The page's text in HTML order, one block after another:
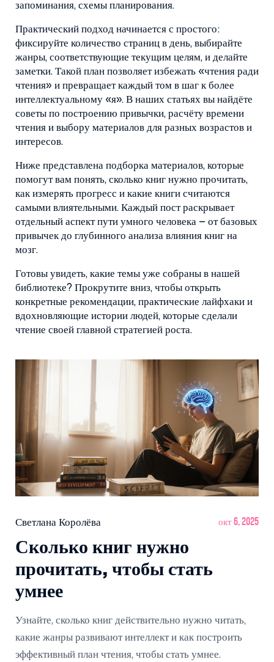
запоминания, схемы планирования.
Практический подход начинается с простого:
фиксируйте количество страниц в день, выбирайте
жанры, соответствующие текущим целям, и делайте
заметки. Такой план позволяет избежать «чтения ради
чтения» и превращает каждый том в шаг к более
интеллектуальному «я». В наших статьях вы найдёте
советы по построению привычки, расчёту времени
чтения и выбору материалов для разных возрастов и
интересов.
Ниже представлена подборка материалов, которые
помогут вам понять, сколько книг нужно прочитать,
как измерять прогресс и какие книги считаются
самыми влиятельными. Каждый пост раскрывает
отдельный аспект пути умного человека – от базовых
привычек до глубинного анализа влияния книг на
мозг.
Готовы увидеть, какие темы уже собраны в нашей
библиотеке? Прокрутите вниз, чтобы открыть
конкретные рекомендации, практические лайфхаки и
вдохновляющие истории людей, которые сделали
чтение своей главной стратегией роста.
Светлана Королёва окт 6, 2025
Сколько книг нужно
прочитать, чтобы стать
умнее
Узнайте, сколько книг действительно нужно читать,
какие жанры развивают интеллект и как построить
эффективный план чтения, чтобы стать умнее.